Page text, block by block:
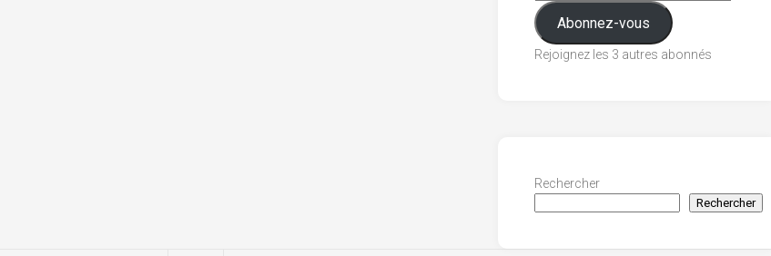
Abonnez-vous
Rejoignez les 3 autres abonnés
Rechercher
Rechercher